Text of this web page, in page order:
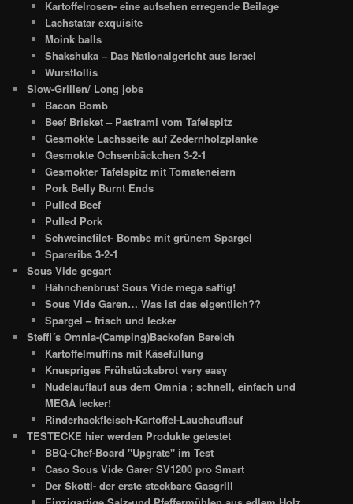
Kartoffelrosen- eine aufsehen erregende Beilage
Lachstatar exquisite
Moink balls
Shakshuka – Das Nationalgericht aus Israel
Wurstlollis
Slow-Grillen/ Long jobs
Bacon Bomb
Beef Brisket – Pastrami vom Tafelspitz
Gesmokte Lachsseite auf Zedernholzplanke
Gesmokte Ochsenbäckchen 3-2-1
Gesmokter Tafelspitz mit Tomateneiern
Pork Belly Burnt Ends
Pulled Beef
Pulled Pork
Schweinefilet- Bombe mit grünem Spargel
Spareribs 3-2-1
Sous Vide gegart
Hähnchenbrust Sous Vide mega saftig!
Sous Vide Garen… Was ist das eigentlich??
Spargel – frisch und lecker
Steffi´s Omnia-(Camping)Backofen Bereich
Kartoffelmuffins mit Käsefüllung
Knuspriges Frühstücksbrot very easy
Nudelauflauf aus dem Omnia ; schnell, einfach und
MEGA lecker!
Rinderhackfleisch-Kartoffel-Lauchauflauf
TESTECKE hier werden Produkte getestet
BBQ-Chef-Board "Upgrate" im Test
Caso Sous Vide Garer SV1200 pro Smart
Der Skotti- der erste steckbare Gasgrill